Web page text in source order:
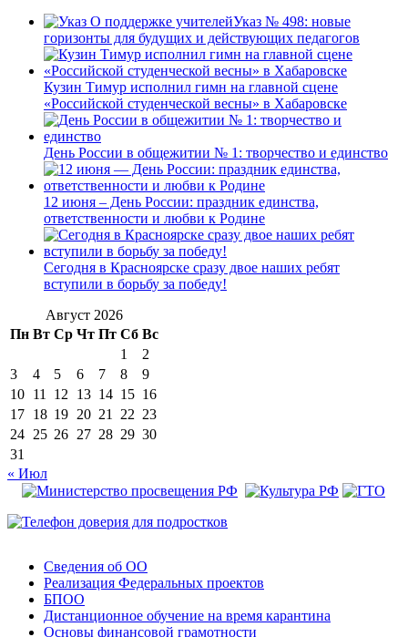
Указ № 498: новые
горизонты для будущих и действующих педагогов
Кузин Тимур исполнил гимн на главной сцене
«Российской студенческой весны» в Хабаровске
День России в общежитии № 1: творчество и единство
12 июня – День России: праздник единства,
ответственности и любви к Родине
Сегодня в Красноярске сразу двое наших ребят
вступили в борьбу за победу!
Август 2026
Пн Вт Ср Чт Пт Сб Вс
1
2
3
4 5 6 7 8
9
10 11 12 13 14 15 16
17 18 19 20 21 22 23
24 25 26 27 28 29 30
31
« Июл
Сведения об ОО
Реализация Федеральных проектов
БПОО
Дистанционное обучение на время карантина
Основы финансовой грамотности